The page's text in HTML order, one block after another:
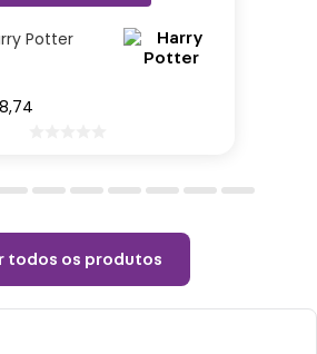
Capacidade: 300ml|
de uso:
e abrasivos.
podem trincar ou
Potter
8,74
todos os produtos